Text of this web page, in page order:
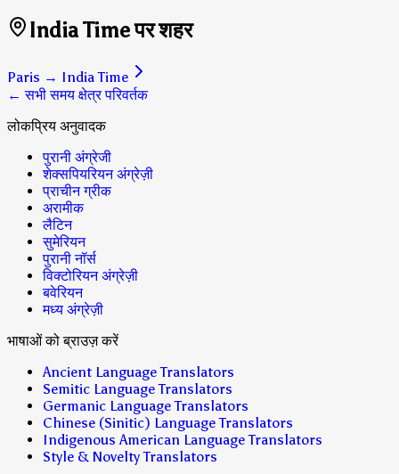
India Time पर शहर
Paris → India Time
← सभी समय क्षेत्र परिवर्तक
लोकप्रिय अनुवादक
पुरानी अंग्रेजी
शेक्सपियरियन अंग्रेज़ी
प्राचीन ग्रीक
अरामीक
लैटिन
सुमेरियन
पुरानी नॉर्स
विक्टोरियन अंग्रेज़ी
बवेरियन
मध्य अंग्रेज़ी
भाषाओं को ब्राउज़ करें
Ancient Language Translators
Semitic Language Translators
Germanic Language Translators
Chinese (Sinitic) Language Translators
Indigenous American Language Translators
Style & Novelty Translators